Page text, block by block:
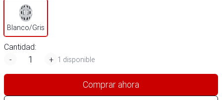
Blanco/Gris
Cantidad:
-
+ 1 disponible
Comprar ahora